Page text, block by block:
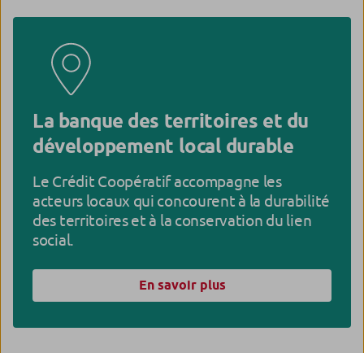
La banque des territoires et du
développement local durable
Le Crédit Coopératif accompagne les
acteurs locaux qui concourent à la durabilité
des territoires et à la conservation du lien
social.
En savoir plus